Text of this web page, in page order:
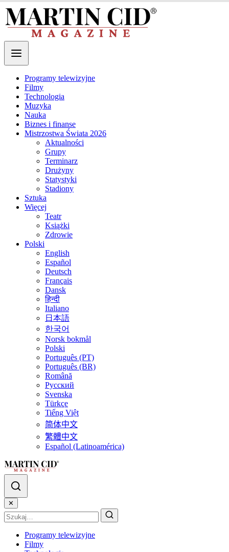
Programy telewizyjne
Filmy
Technologia
Muzyka
Nauka
Biznes i finanse
Mistrzostwa Świata 2026
Aktualności
Grupy
Terminarz
Drużyny
Statystyki
Stadiony
Sztuka
Więcej
Teatr
Książki
Zdrowie
Polski
English
Español
Deutsch
Français
Dansk
हिन्दी
Italiano
日本語
한국어
Norsk bokmål
Polski
Português (PT)
Português (BR)
Română
Русский
Svenska
Türkçe
Tiếng Việt
简体中文
繁體中文
Español (Latinoamérica)
✕
Programy telewizyjne
Filmy